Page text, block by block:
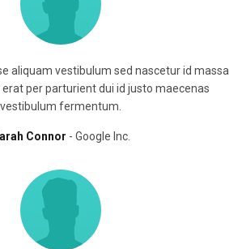
aliquam vestibulum sed nascetur id massa
per parturient dui id justo maecenas
vestibulum fermentum.
Connor Google Inc.